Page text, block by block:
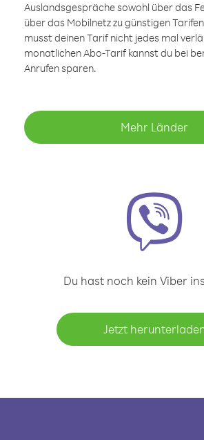
Auslandsgespräche sowohl über das
über das Mobilnetz zu günstigen
musst deinen Tarif nicht jedes mal
monatlichen Abo-Tarif kannst du bei
Anrufen sparen.
Mehr Länder
Du hast noch kein Viber
Jetzt